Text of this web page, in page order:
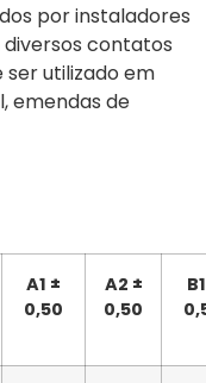
por instaladores
contatos
utilizado em
emendas de
A1 ±
0,50
A2 ±
0,50